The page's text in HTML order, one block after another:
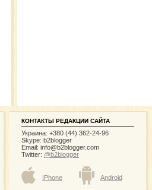
КОНТАКТЫ РЕДАКЦИИ САЙТА
Украина: +380 (44) 362-24-96
Skype: b2blogger
Email: info@b2blogger.com
Twitter: @b2blogger
IPhone Android